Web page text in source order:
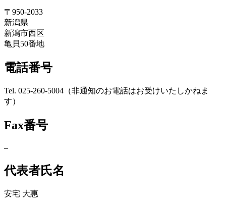
〒950-2033
新潟県
新潟市西区
亀貝50番地
電話番号
Tel. 025-260-5004（非通知のお電話はお受けいたしかねま
す）
Fax番号
–
代表者氏名
安宅 大惠